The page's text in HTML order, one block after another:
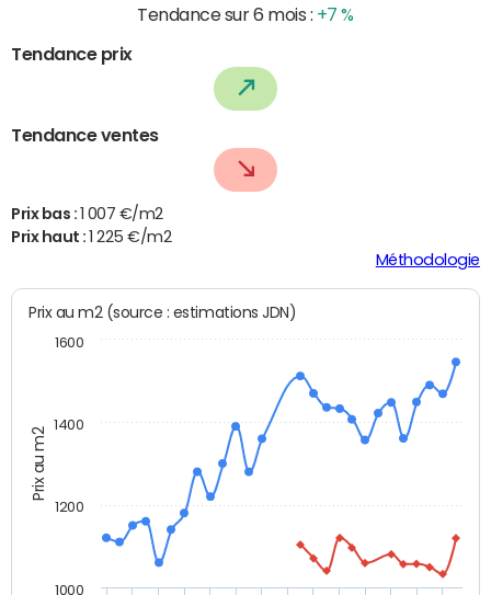
Tendance sur 6 mois : +7 %
Tendance prix
Tendance ventes
Prix bas : 1 007 €/m2
Prix haut :1 225 €/m2
Méthodologie
Prix au m2
Prix au m2 (source : estimations JDN)
1000
1200
1400
1600